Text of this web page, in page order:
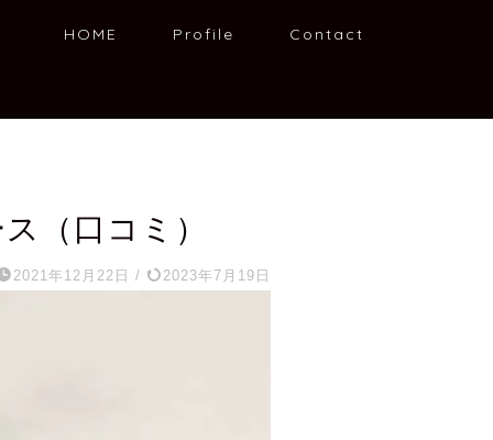
HOME Profile Contact
（口コミ）
2021年12月22日 / 2023年7月19日